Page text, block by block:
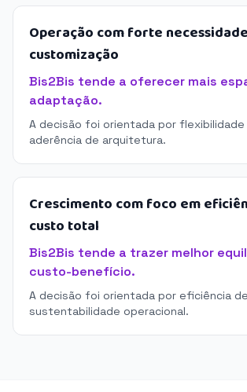
Operação com forte
customização
Bis2Bis tende a oferecer mais
adaptação.
A decisão foi orientada por
aderência de arquitetura.
Crescimento com foco em
custo total
Bis2Bis tende a trazer melhor
custo-benefício.
A decisão foi orientada por eficiência
sustentabilidade operacional.